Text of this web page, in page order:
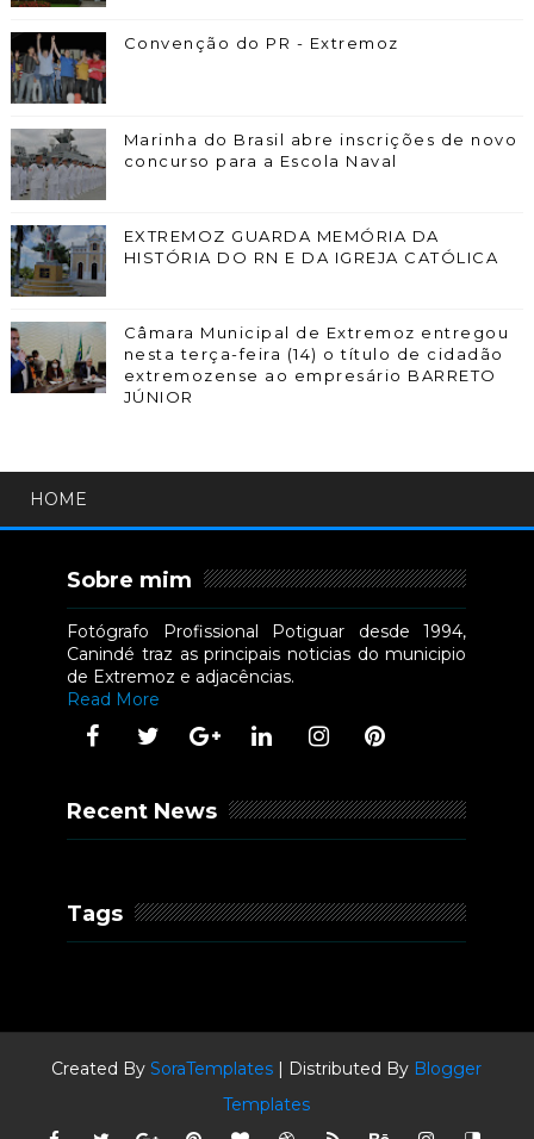
Convenção do PR - Extremoz
Marinha do Brasil abre inscrições de novo
concurso para a Escola Naval
EXTREMOZ GUARDA MEMÓRIA DA
HISTÓRIA DO RN E DA IGREJA CATÓLICA
Câmara Municipal de Extremoz entregou
nesta terça-feira (14) o título de cidadão
extremozense ao empresário BARRETO
JÚNIOR
HOME
Sobre mim
Fotógrafo Profissional Potiguar desde 1994,
Canindé traz as principais noticias do municipio
de Extremoz e adjacências.
Read More
Recent News
Tags
Created BySoraTemplates | Distributed By Blogger
Templates